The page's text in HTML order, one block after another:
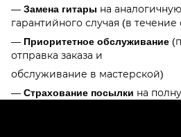
— Замена гитары на
гарантийного случая (в
— Приоритетное обслуживание
отправка заказа и
обслуживание в мастерской)
— Страхование посылки на